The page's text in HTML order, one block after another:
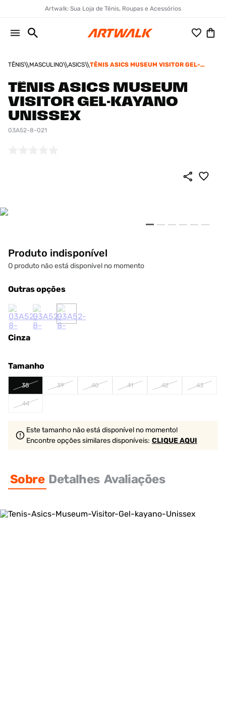
Artwalk: Sua Loja de Tênis, Roupas e Acessórios
TÊNIS MASCULINO ASICS
TÊNIS ASICS MUSEUM VISITOR GEL-
TÊNIS ASICS MUSEUM
VISITOR GEL-KAYANO
UNISSEX
03A52-8-021
Produto indisponível
O produto não está disponível no momento
Outras opções
Cinza
Tamanho
38 39 40 41 42 43
44
Este tamanho não está disponível no momento!
Encontre opções similaresdisponíveis: CLIQUE AQUI
Sobre Detalhes Avaliações